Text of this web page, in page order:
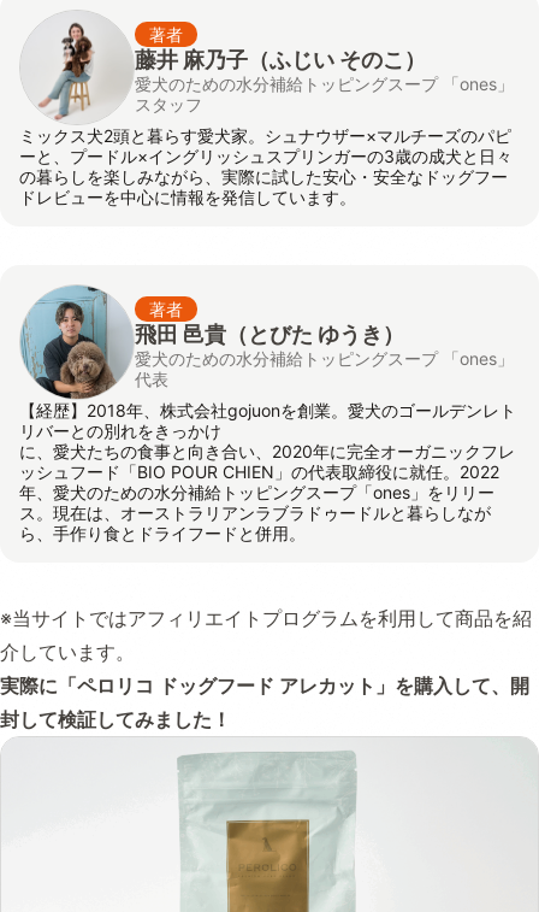
著者
藤井 麻乃子（ふじい そのこ）
愛犬のための水分補給トッピングスープ 「ones」
スタッフ
ミックス犬2頭と暮らす愛犬家。シュナウザー×マルチーズのパピ
ーと、プードル×イングリッシュスプリンガーの3歳の成犬と日々
の暮らしを楽しみながら、実際に試した安心・安全なドッグフー
ドレビューを中心に情報を発信しています。
著者
飛田 邑貴 （とびた ゆうき）
愛犬のための水分補給トッピングスープ 「ones」
代表
【経歴】2018年、株式会社gojuonを創業。愛犬のゴールデンレト
リバーとの別れをきっかけ
に、愛犬たちの食事と向き合い、2020年に完全オーガニックフレ
ッシュフード「BIO POUR CHIEN」の代表取締役に就任。2022
年、愛犬のための水分補給トッピングスープ「ones」をリリー
ス。現在は、オーストラリアンラブラドゥードルと暮らしなが
ら、手作り食とドライフードと併用。
※当サイトではアフィリエイトプログラムを利用して商品を紹
介しています。
実際に「ペロリコ ドッグフード アレカット」を購入して、開
封して検証してみました！